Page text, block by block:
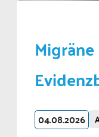
04.08.2026